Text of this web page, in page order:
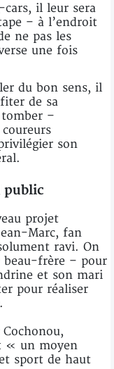
cars, il leur sera
– à l’endroit
ne pas les
une fois
du bon sens, il
de sa
–
son
public
projet
Marc, fan
ravi. On
beau-frère – pour
et son mari
pour réaliser
« un moyen
sport de haut